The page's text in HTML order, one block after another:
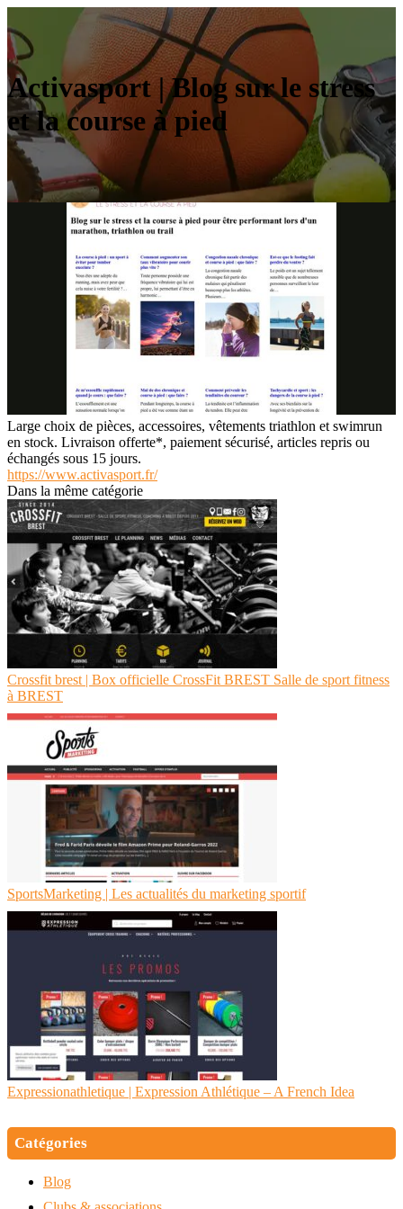
Activasport | Blog sur le stress
et la course à pied
Large choix de pièces, accessoires, vêtements triathlon et swimrun
en stock. Livraison offerte*, paiement sécurisé, articles repris ou
échangés sous 15 jours.
https://www.activasport.fr/
Dans la même catégorie
Crossfit brest | Box officielle CrossFit BREST Salle de sport fitness
à BREST
SportsMar­ke­ting | Les actualités du marketing sportif
Expres­sionathleti­que | Expression Athlétique – A French Idea
Catégories
Blog